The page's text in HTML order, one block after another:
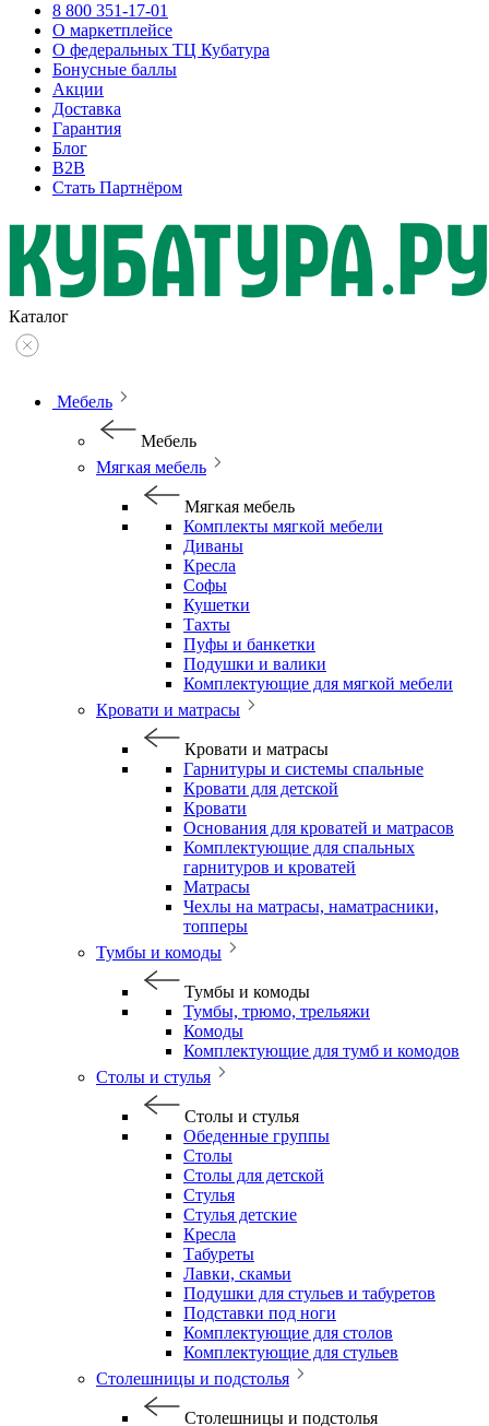
8 800 351-17-01
О маркетплейсе
О федеральных ТЦ Кубатура
Бонусные баллы
Акции
Доставка
Гарантия
Блог
B2B
Стать Партнёром
Каталог
Мебель
Мебель
Мягкая мебель
Мягкая мебель
Комплекты мягкой мебели
Диваны
Кресла
Софы
Кушетки
Тахты
Пуфы и банкетки
Подушки и валики
Комплектующие для мягкой мебели
Кровати и матрасы
Кровати и матрасы
Гарнитуры и системы спальные
Кровати для детской
Кровати
Основания для кроватей и матрасов
Комплектующие для спальных
гарнитуров и кроватей
Матрасы
Чехлы на матрасы, наматрасники,
топперы
Тумбы и комоды
Тумбы и комоды
Тумбы, трюмо, трельяжи
Комоды
Комплектующие для тумб и комодов
Столы и стулья
Столы и стулья
Обеденные группы
Столы
Столы для детской
Стулья
Стулья детские
Кресла
Табуреты
Лавки, скамьи
Подушки для стульев и табуретов
Подставки под ноги
Комплектующие для столов
Комплектующие для стульев
Столешницы и подстолья
Столешницы и подстолья